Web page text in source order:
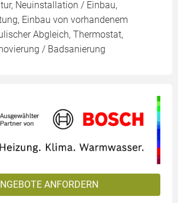
Neuinstallation / Einbau,
Einbau von vorhandenem
Abgleich, Thermostat,
/ Badsanierung
ANFORDERN